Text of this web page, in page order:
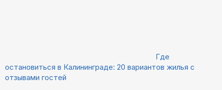
Где
остановиться в Калининграде: 20 вариантов жилья с
отзывами гостей